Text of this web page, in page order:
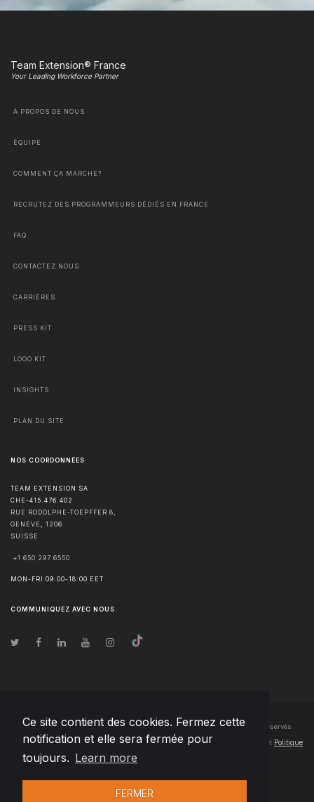
Ce site contient des cookies. Fermez cette
notification et elle sera fermée pour
toujours. Learn more
FERMER
Team Extension® France
Your Leading Workforce Partner
À PROPOS DE NOUS
ÉQUIPE
COMMENT ÇA MARCHE?
RECRUTEZ DES PROGRAMMEURS DÉDIÉS EN FRANCE
FAQ
CONTACTEZ NOUS
CARRIÈRES
PRESS KIT
LOGO KIT
INSIGHTS
PLAN DU SITE
NOS COORDONNÉES
TEAM EXTENSION SA
CHE-415.476.402
RUE RODOLPHE-TOEPFFER 8,
GENÈVE
1206
SUISSE
+1 650 297 6550
MON-FRI 09:00-18:00 EET
COMMUNIQUEZ AVEC NOUS
© Droits d'auteur2026 Team Extension SA France- Tous les droits sont réservés
Changelog● En utilisant ce site, vous acceptez nos Conditions d'utilisation et Politique
de confidentialité